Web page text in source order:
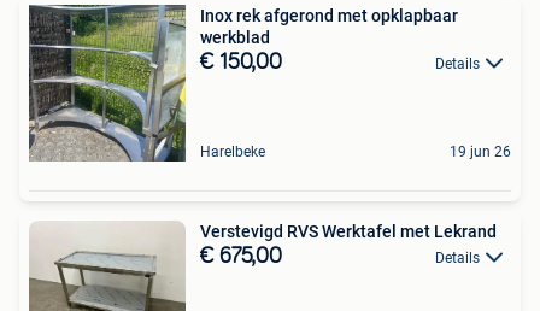
Inox rek afgerond met opklapbaar
werkblad
€ 150,00 Details
Harelbeke 19 jun 26
Verstevigd RVS Werktafel met Lekrand
€ 675,00 Details